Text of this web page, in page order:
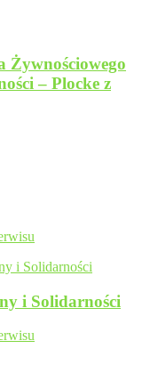
Żywnościowego
– Plocke z
i Solidarności